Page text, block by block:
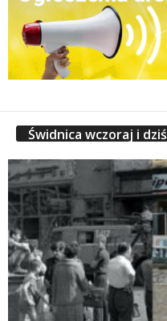
Świdnica wczoraj i dziś